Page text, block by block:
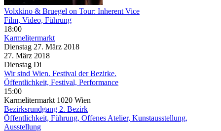
Volxkino & Bruegel on Tour: Inherent Vice
Film, Video, Führung
18:00
Karmelitermarkt
Dienstag 27. März 2018
27. März 2018
Dienstag Di
Wir sind Wien. Festival der Bezirke.
Öffentlichkeit, Festival, Performance
15:00
Karmelitermarkt 1020 Wien
Bezirksrundgang 2. Bezirk
Öffentlichkeit, Führung, Offenes Atelier, Kunstausstellung,
Ausstellung